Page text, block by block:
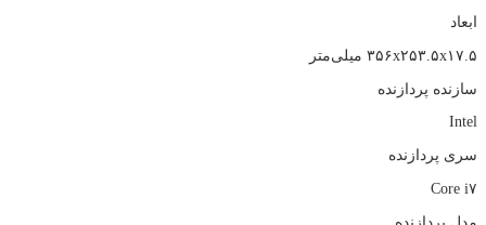
ابعاد
۳۵۶x۲۵۳.۵x۱۷.۵ میلی‌متر
سازنده پردازنده
Intel
سری پردازنده
Core i۷
مدل پردازنده